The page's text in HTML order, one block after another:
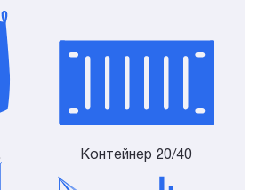
Контейнер 20/40